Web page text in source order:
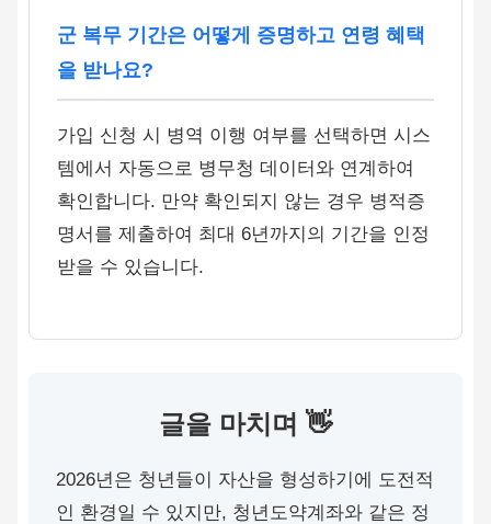
군 복무 기간은 어떻게 증명하고 연령 혜택
을 받나요?
가입 신청 시 병역 이행 여부를 선택하면 시스
템에서 자동으로 병무청 데이터와 연계하여
확인합니다. 만약 확인되지 않는 경우 병적증
명서를 제출하여 최대 6년까지의 기간을 인정
받을 수 있습니다.
글을 마치며 👋
2026년은 청년들이 자산을 형성하기에 도전적
인 환경일 수 있지만, 청년도약계좌와 같은 정